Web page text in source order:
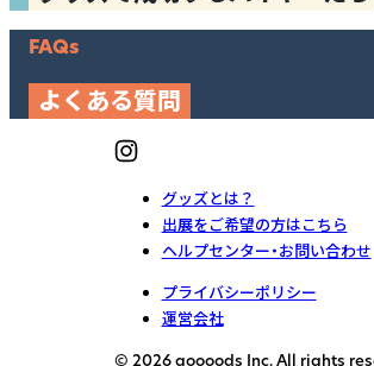
FAQs
よくある質問
グッズとは？
出展をご希望の方はこちら
ヘルプセンター・お問い合わせ
プライバシーポリシー
運営会社
© 2026 goooods Inc. All rights